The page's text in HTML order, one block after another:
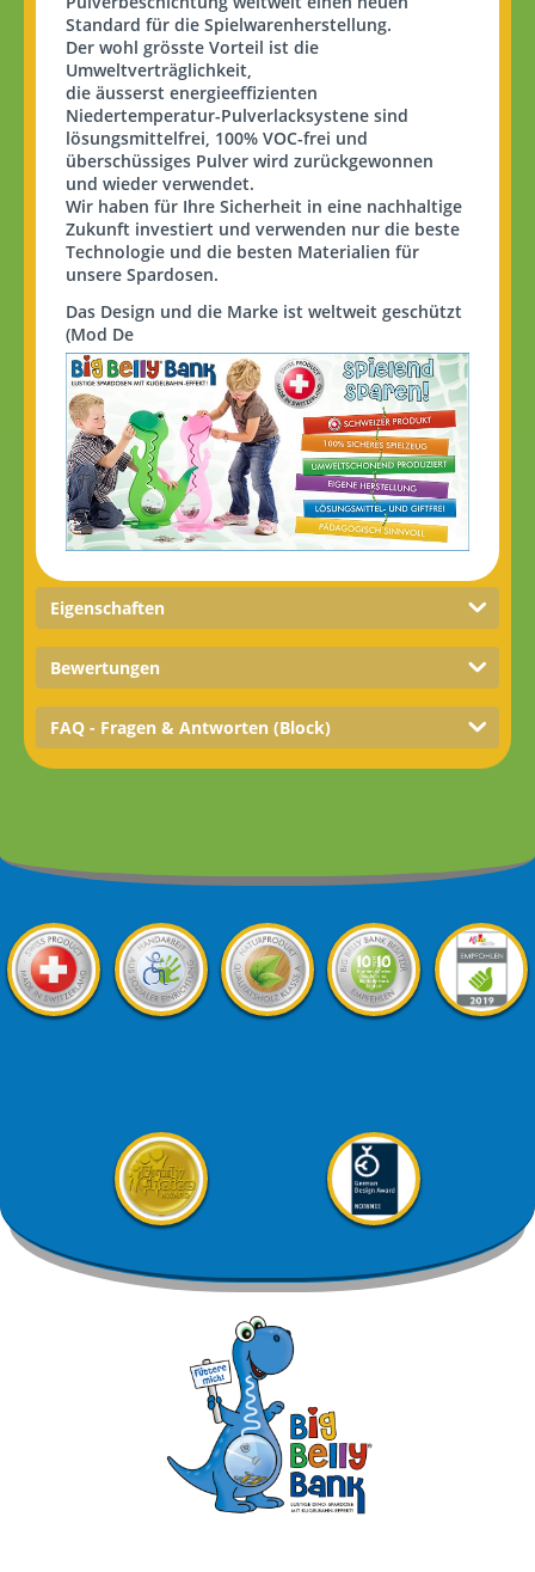
Standard für die Spielwarenherstellung.
Der wohl grösste Vorteil ist die
Umweltverträglichkeit,
die äusserst energieeffizienten
Niedertemperatur-Pulverlacksystene sind
lösungsmittelfrei, 100% VOC-frei und
überschüssiges Pulver wird zurückgewonnen
und wieder verwendet.
Wir haben für Ihre Sicherheit in eine nachhaltige
Zukunft investiert und verwenden nur die beste
Technologie und die besten Materialien für
unsere Spardosen.
Das Design und die Marke ist weltweit geschützt
(Mod De
Eigenschaften
Bewertungen
FAQ - Fragen & Antworten (Block)